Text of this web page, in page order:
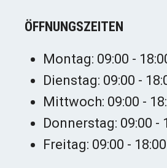
ÖFFNUNGSZEITEN
Montag: 09:00 -
Dienstag: 09:00 -
Mittwoch: 09:00 -
Donnerstag: 09:00 -
Freitag: 09:00 - 18:00